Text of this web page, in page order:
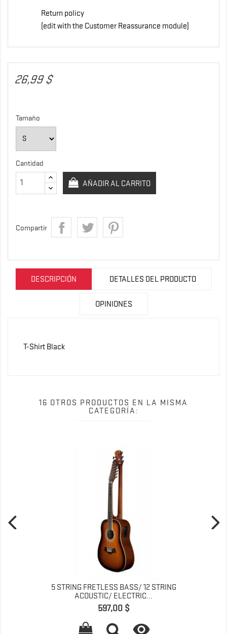
Return policy
(edit with the Customer Reassurance module)
26,99 $
Tamaño
Cantidad
AÑADIR AL CARRITO
Compartir
DESCRIPCIÓN DETALLES DEL PRODUCTO
OPINIONES
T-Shirt Black
16 OTROS PRODUCTOS EN LA MISMA
CATEGORÍA:
5 STRING FRETLESS BASS/ 12 STRING
ACOUSTIC/ ELECTRIC...
Precio
597,00 $
